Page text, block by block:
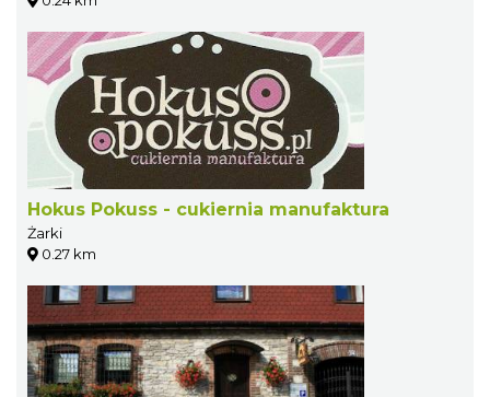
Hokus Pokuss - cukiernia manufaktura
Żarki
0.27 km